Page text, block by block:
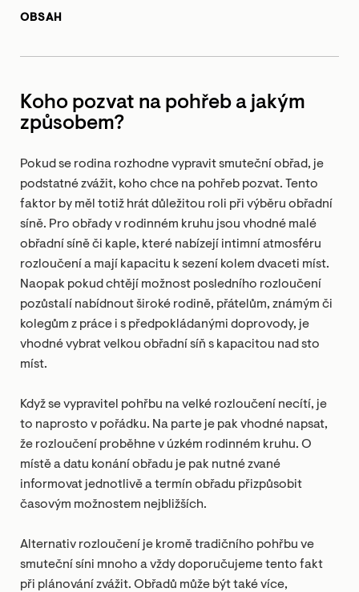
OBSAH
Koho pozvat na pohřeb a jakým
způsobem?
Pokud se rodina rozhodne vypravit smuteční obřad, je
podstatné zvážit, koho chce na pohřeb pozvat. Tento
faktor by měl totiž hrát důležitou roli při výběru obřadní
síně. Pro obřady v rodinném kruhu jsou vhodné malé
obřadní síně či kaple, které nabízejí intimní atmosféru
rozloučení a mají kapacitu k sezení kolem dvaceti míst.
Naopak pokud chtějí možnost posledního rozloučení
pozůstalí nabídnout široké rodině, přátelům, známým či
kolegům z práce i s předpokládanými doprovody, je
vhodné vybrat velkou obřadní síň s kapacitou nad sto
míst.
Když se vypravitel pohřbu na velké rozloučení necítí, je
to naprosto v pořádku. Na parte je pak vhodné napsat,
že rozloučení proběhne v úzkém rodinném kruhu. O
místě a datu konání obřadu je pak nutné zvané
informovat jednotlivě a termín obřadu přizpůsobit
časovým možnostem nejbližších.
Alternativ rozloučení je kromě tradičního pohřbu ve
smuteční síni mnoho a vždy doporučujeme tento fakt
při plánování zvážit. Obřadů může být také více,